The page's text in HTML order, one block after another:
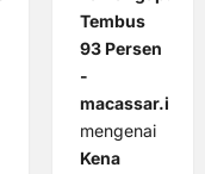
Tembus
93 Persen
-
macassar.id
mengenai
Kena